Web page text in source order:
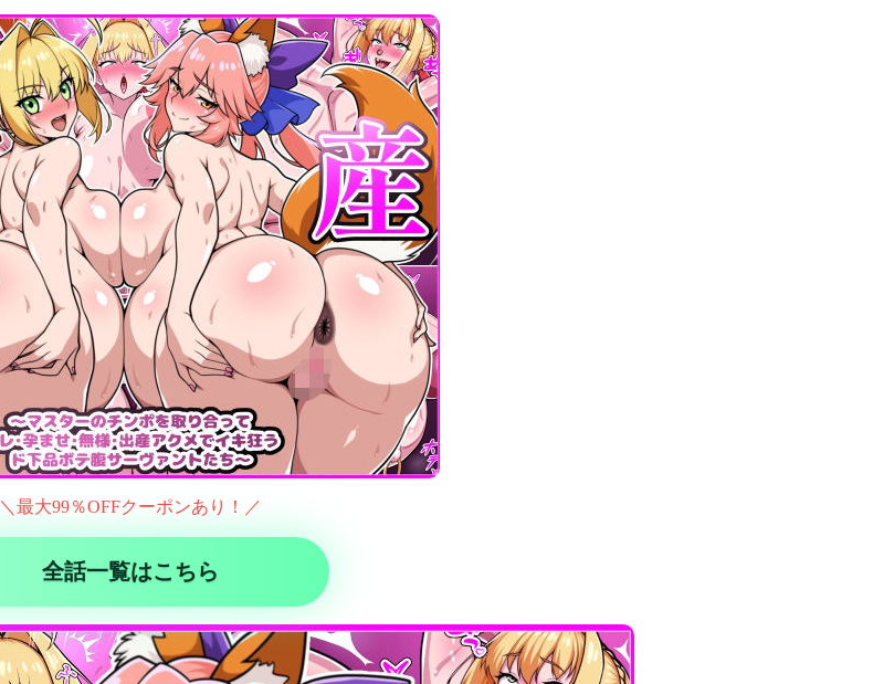
＼最大99％OFFクーポンあり！／
全話一覧はこちら